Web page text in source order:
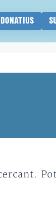
DONATIUS